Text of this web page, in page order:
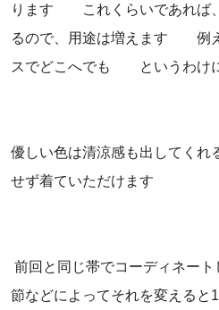
ります これくらいであれば
るので、用途は増えます 例
スでどこへでも というわけ
優しい色は清涼感も出してくれ
せず着ていただけます
前回と同じ帯でコーディネー
節などによってそれを変えると